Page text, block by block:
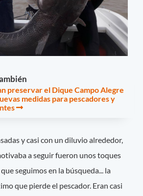
preservar el Dique Campo Alegre
medidas para pescadores y
y casi con un diluvio alrededor,
a seguir fueron unos toques
seguimos en la búsqueda... la
que pierde el pescador. Eran casi